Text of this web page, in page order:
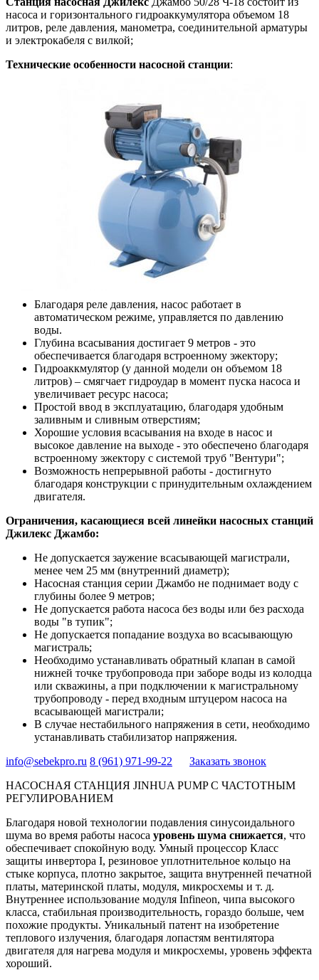
насоса и горизонтального гидроаккумулятора объемом 18
литров, реле давления, манометра, соединительной арматуры
и электрокабеля с вилкой;
Технические особенности насосной станции:
Благодаря реле давления, насос работает в
автоматическом режиме, управляется по давлению
воды.
Глубина всасывания достигает 9 метров - это
обеспечивается благодаря встроенному эжектору;
Гидроаккмулятор (у данной модели он объемом 18
литров) – смягчает гидроудар в момент пуска насоса и
увеличивает ресурс насоса;
Простой ввод в эксплуатацию, благодаря удобным
заливным и сливным отверстиям;
Хорошие условия всасывания на входе в насос и
высокое давление на выходе - это обеспечено благодаря
встроенному эжектору с системой труб "Вентури";
Возможность непрерывной работы - достигнуто
благодаря конструкции с принудительным охлаждением
двигателя.
Ограничения, касающиеся всей линейки насосных станций
Джилекс Джамбо:
Не допускается заужение всасывающей магистрали,
менее чем 25 мм (внутренний диаметр);
Насосная станция серии Джамбо не поднимает воду с
глубины более 9 метров;
Не допускается работа насоса без воды или без расхода
воды "в тупик";
Не допускается попадание воздуха во всасывающую
магистраль;
Необходимо устанавливать обратный клапан в самой
нижней точке трубопровода при заборе воды из колодца
или скважины, а при подключении к магистральному
трубопроводу - перед входным штуцером насоса на
всасывающей магистрали;
В случае нестабильного напряжения в сети, необходимо
устанавливать стабилизатор напряжения.
info@sebekpro.ru 8 (961) 971-99-22
Заказать звонок
НАСОСНАЯ СТАНЦИЯ JINHUA PUMP С ЧАСТОТНЫМ
РЕГУЛИРОВАНИЕМ
Благодаря новой технологии подавления синусоидального
шума во время работы насоса уровень шума снижается, что
обеспечивает спокойную воду. Умный процессор Класс
защиты инвертора I, резиновое уплотнительное кольцо на
стыке корпуса, плотно закрытое, защита внутренней печатной
платы, материнской платы, модуля, микросхемы и т. д.
Внутреннее использование модуля Infineon, чипа высокого
класса, стабильная производительность, гораздо больше, чем
похожие продукты. Уникальный патент на изобретение
теплового излучения, благодаря лопастям вентилятора
двигателя для нагрева модуля и микросхемы, уровень эффекта
хороший.